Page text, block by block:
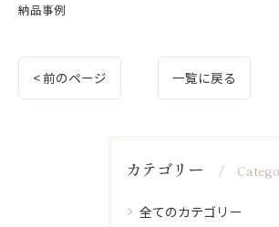
納品事例
< 前のページ 一覧に戻る
カテゴリー
全てのカテゴリー